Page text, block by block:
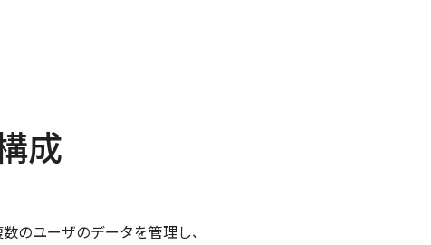
成
のユーザのデータを管理し、